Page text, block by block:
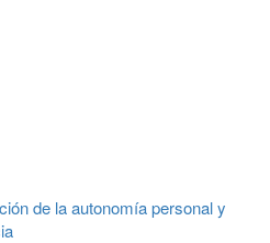
de la autonomía personal y